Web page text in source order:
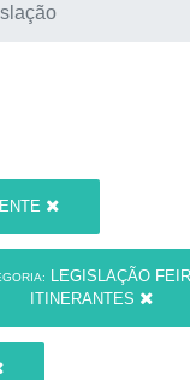
LEGISLAÇÃO
ITINERANTES